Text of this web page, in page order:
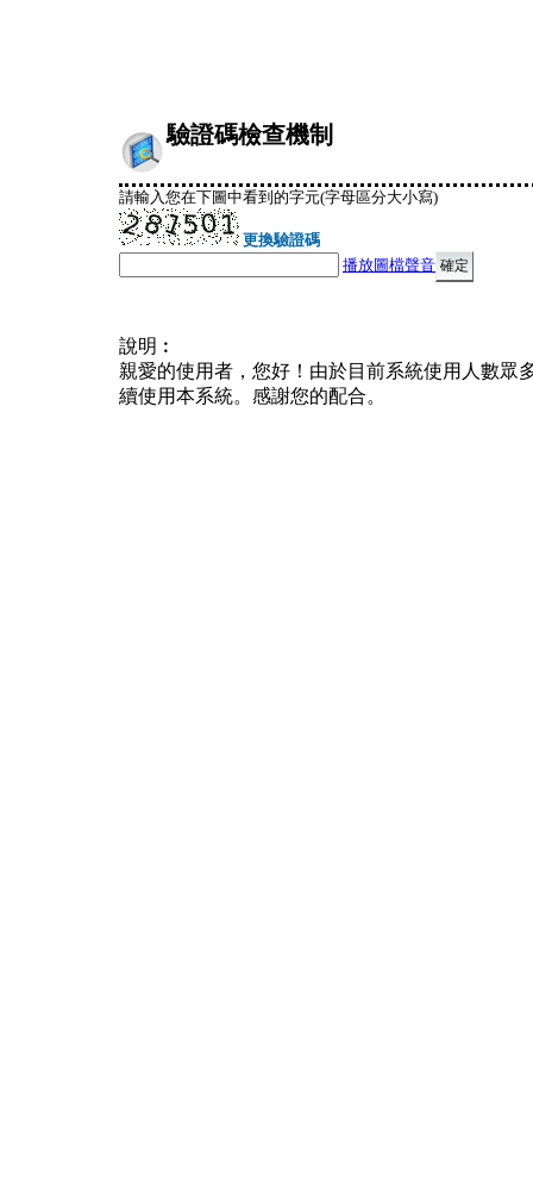
驗證碼檢查機制
請輸入您在下圖中看到的字元(字母區分大小寫)
更換驗證碼
播放圖檔聲音
說明︰
親愛的使用者，您好！由於目前系統使用人數眾
續使用本系統。感謝您的配合。